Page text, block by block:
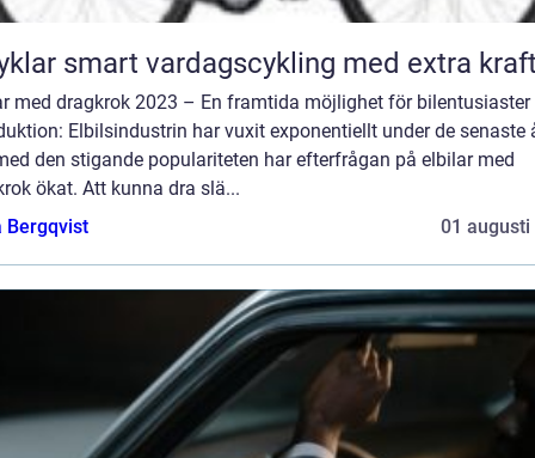
Elcyklar smart vardagscykling med extra
med dragkrok 2023 – En framtida möjlighet för bilentusiaster
Elbilsindustrin har vuxit exponentiellt under de senaste
den stigande populariteten har efterfrågan på elbilar med
ökat. Att kunna dra slä...
Bergqvist
01 augusti